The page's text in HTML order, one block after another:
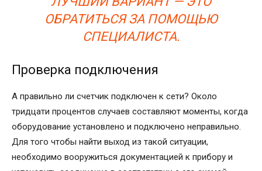
ОБРАТИТЬСЯ ЗА ПОМОЩЬЮ
СПЕЦИАЛИСТА.
Проверка подключения
А правильно ли счетчик подключен к сети? Около
тридцати процентов случаев составляют моменты, когда
оборудование установлено и подключено неправильно.
Для того чтобы найти выход из такой ситуации,
необходимо вооружиться документацией к прибору и